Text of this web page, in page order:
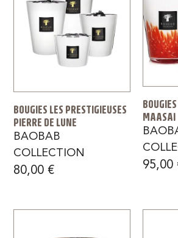
BOUGIES LES PRESTIGIEUSES
PIERRE DE LUNE
BAOBAB
COLLECTION
80,00€
MAASAI
95,00